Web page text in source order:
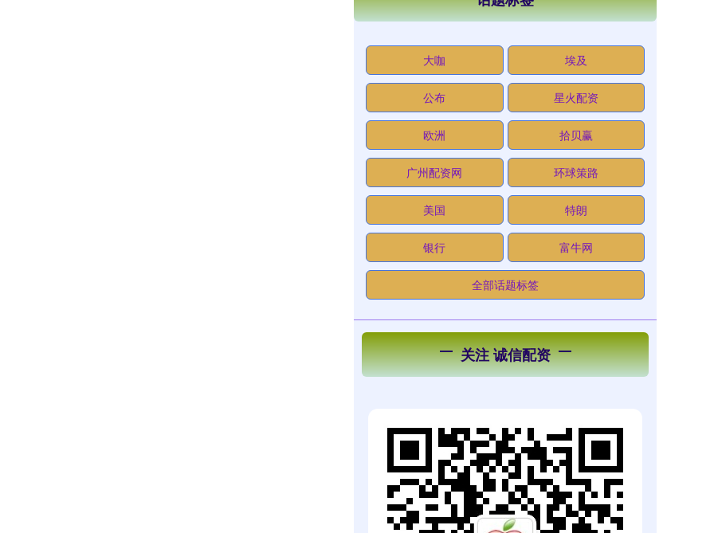
大咖 埃及
公布 星火配资
欧洲 拾贝赢
广州配资网 环球策路
美国 特朗
银行 富牛网
全部话题标签
关注 诚信配资